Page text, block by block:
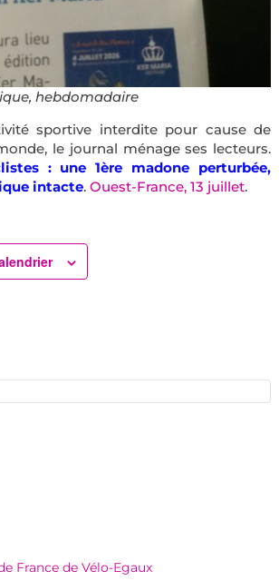
hebdomadaire
sportive interdite pour cause de
le journal ménage ses lecteurs.
: une 1ère madone perturbée,
intacte. Ouest-France, 13 juillet.
France de Vélo-Egaux